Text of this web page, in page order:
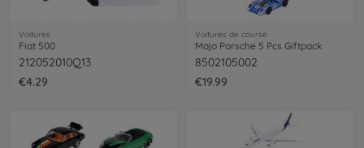
Voitures
Fiat 500
212052010Q13
€4.29
Voitures de course
Majo Porsche 5 Pcs Giftpack
8502105002
€19.99